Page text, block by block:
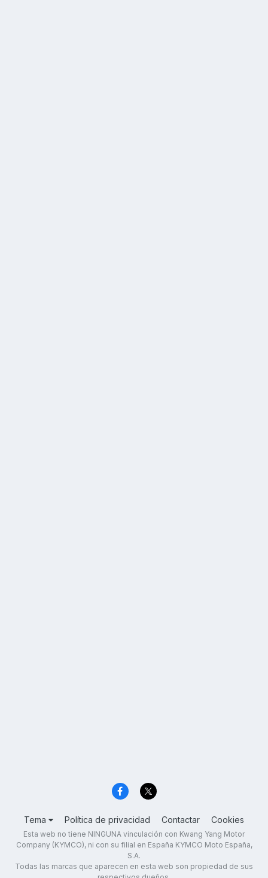
Tema Política de privacidad Contactar Cookies
Esta web no tiene NINGUNA vinculación con Kwang Yang Motor
Company (KYMCO), ni con su filial en España KYMCO Moto España,
S.A.
Todas las marcas que aparecen en esta web son propiedad de sus